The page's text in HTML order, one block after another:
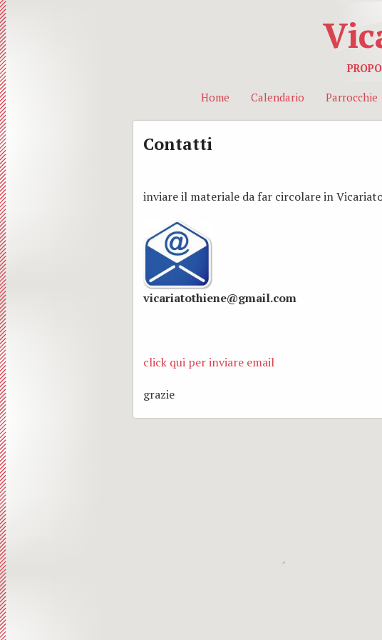
Home Calendario Parrocchie
Contatti
inviare il materiale da far circolare in
vicariatothiene@gmail.com
click qui per inviare email
grazie